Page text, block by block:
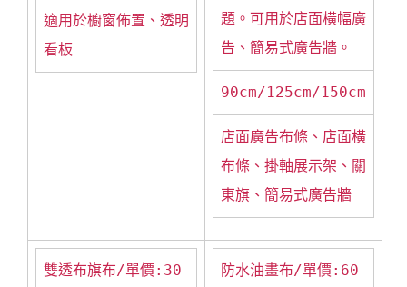
適用於櫥窗佈置、透明
看板
題。可用於店面橫幅廣
告、簡易式廣告牆。
90cm/125cm/150cm
店面廣告布條、店面橫
布條、掛軸展示架、關
東旗、簡易式廣告牆
雙透布旗布/單價:30
防水油畫布/單價:60